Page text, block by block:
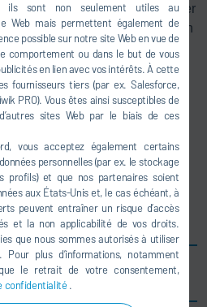
ils sont non seulement utiles au
Web mais permettent également de
possible sur notre site Web en vue de
comportement ou dans le but de vous
en lien avec vos intérêts. À cette
fournisseurs tiers (par ex. Salesforce,
PRO). Vous êtes ainsi susceptibles de
sites Web par le biais de ces
vous acceptez également certains
personnelles (par ex. le stockage
profils) et que nos partenaires soient
aux États-Unis et, le cas échéant, à
peuvent entraîner un risque d’accès
et la non applicabilité de vos droits.
que nous sommes autorisés à utiliser
Pour plus d’informations, notamment
le retrait de votre consentement,
confidentialité .
aux constructeurs d’assurer
les processus de production
des performances optimales
à chaque étape.
vers une personnalisation,
numérique toujours plus
de confiance pour
du futur.